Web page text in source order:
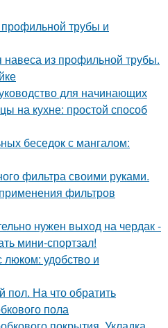
трубы и
из профильной трубы.
для начинающих
на кухне: простой способ
беседок с мангалом:
фильтра своими руками.
фильтров
нужен выход на чердак -
мини-спортзал!
удобство и
пол. На что обратить
пола